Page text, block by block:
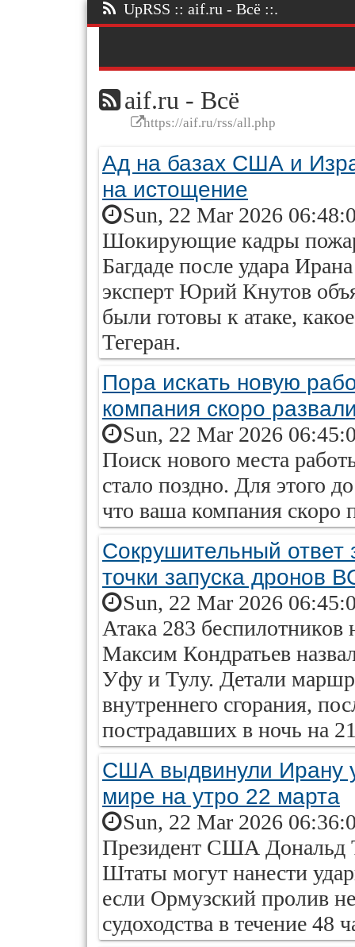
UpRSS :: aif.ru - Всё ::.
aif.ru - Всё
https://aif.ru/rss/all.php
Ад на базах США и
на истощение
Sun, 22 Mar 2026
Шокирующие кадры
Багдаде после удара
эксперт Юрий Кнутов
были готовы к атаке,
Тегеран.
Пора искать новую
компания скоро
Sun, 22 Mar 2026
Поиск нового места
стало поздно. Для этого
что ваша компания скоро
Сокрушительный
точки запуска дронов
Sun, 22 Mar 2026
Атака 283 беспилотников
Максим Кондратьев
Уфу и Тулу. Детали
внутреннего сгорания,
пострадавших в ночь на
США выдвинули Ирану
мире на утро 22 марта
Sun, 22 Mar 2026
Президент США Дональд
Штаты могут нанести
если Ормузский пролив
судоходства в течение 48